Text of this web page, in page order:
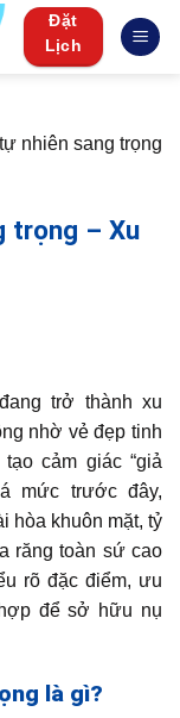
Đặt
Lịch
nhiên sang trọng
trọng – Xu
trở thành xu
nhờ vẻ đẹp tinh
cảm giác “giả
mức trước đây,
hòa khuôn mặt, tỷ
răng toàn sứ cao
rõ đặc điểm, ưu
để sở hữu nụ
là gì?